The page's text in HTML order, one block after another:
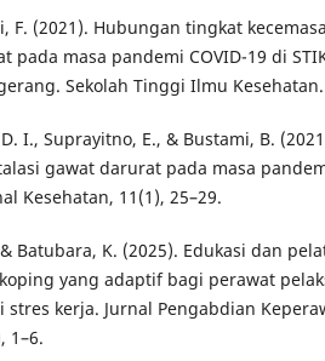
F. (2021). Hubungan tingkat
pada masa pandemi COVID-19 di
Sekolah Tinggi Ilmu Kesehatan.
I., Suprayitno, E., & Bustami, B.
gawat darurat pada masa
Kesehatan, 11(1), 25–29.
Batubara, K. (2025). Edukasi dan
yang adaptif bagi perawat
stres kerja. Jurnal Pengabdian
1–6.